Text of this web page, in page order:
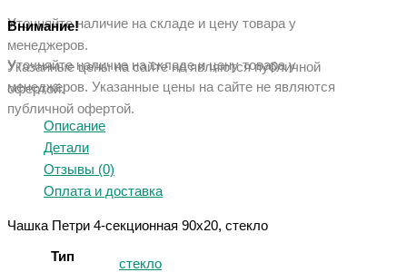
Уточняйте наличие на складе и цену товара у
менеджеров.
Указанные цены на сайте не являются публичной
офертой.
Внимание!
Уточняйте наличие на складе и цену товара у
менеджеров. Указанные цены на сайте не являются
публичной офертой.
Описание
Детали
Отзывы (0)
Оплата и доставка
Чашка Петри 4-секционная 90х20, стекло
Тип стекло